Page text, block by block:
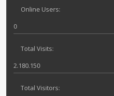
Online Users:
0
Total Visits:
2.180.150
Total Visitors: